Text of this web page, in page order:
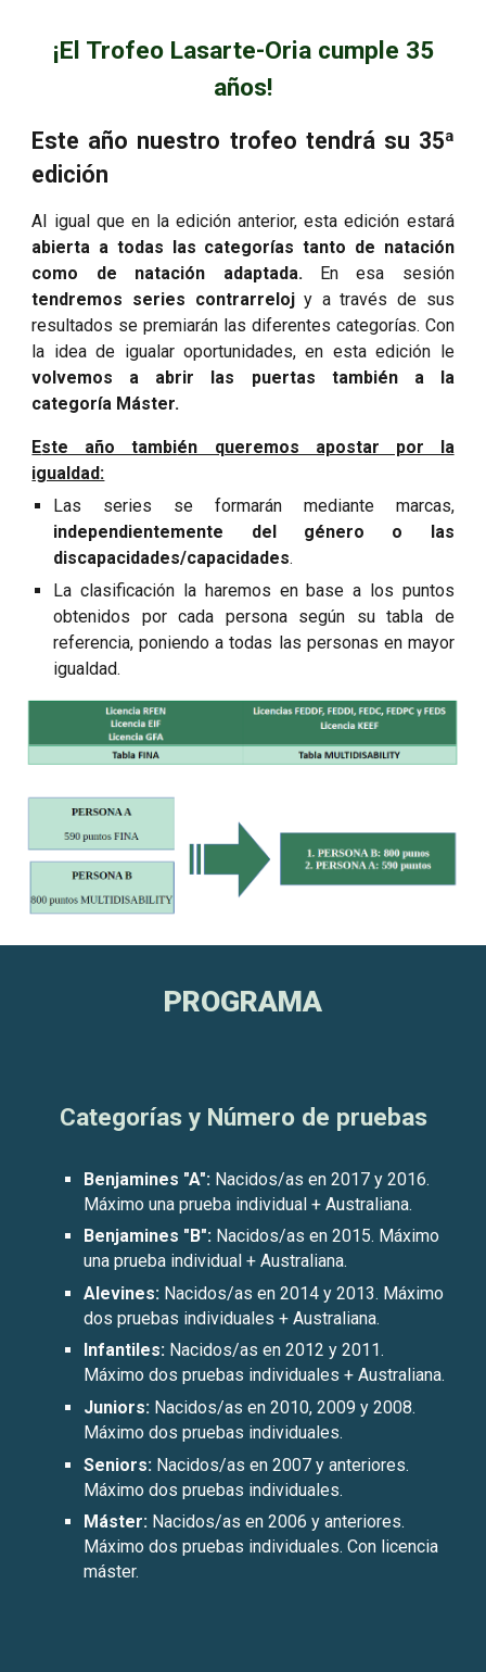
¡El Trofeo Lasarte-Oria cumple 35
años!
Este año nuestro trofeo tendrá su 35ª
edición
Al igual que en la edición anterior, esta edición estará
abierta a todas las categorías tanto de natación
como de natación adaptada.En esa sesión
tendremos series contrarrelojy a través de sus
resultados se premiarán las diferentes categorías. Con
la idea de igualar oportunidades, en esta edición le
volvemos a abrir las puertas también a la
categoría M áster.
Este año también queremos apostar por la
igualdad:
Las series se formarán mediante marcas,
independientemente del género o las
discapacidades/capacidades.
La clasificación la haremos en base a los puntos
obtenidos por cada persona según su tabla de
referencia, poniendo a todas las personas en mayor
igualdad.
PROGRAMA
Categorías y Número de pruebas
Benjamines "A": Nacidos/as en 2017 y 2016.
Máximo una prueba individual + Australiana.
Benjamines "B": Nacidos/as en 2015. Máximo
una prueba individual + Australiana.
Alevines: Nacidos/as en 2014 y 2013. Máximo
dos pruebas individuales + Australiana.
Infantiles: Nacidos/as en 2012 y 2011.
Máximo dos pruebas individuales + Australiana.
Juniors: Nacidos/as en 2010, 2009 y 2008.
Máximo dos pruebas individuales.
Seniors: Nacidos/as en 2007 y anteriores.
Máximo dos pruebas individuales.
Máster: Nacidos/as en 2006 y anteriores.
Máximo dos pruebas individuales. Con licencia
máster.